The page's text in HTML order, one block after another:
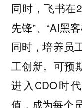
同时，飞书在
先锋”、“AI黑
同时，培养员
工创新。可预
进入CDO时
值，成为每个